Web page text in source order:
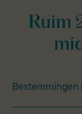
Ruim
Bestemmingen